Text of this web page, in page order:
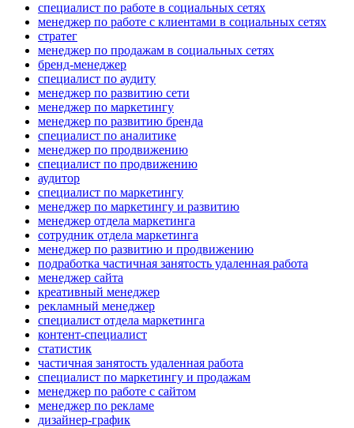
специалист по работе в социальных сетях
менеджер по работе с клиентами в социальных сетях
стратег
менеджер по продажам в социальных сетях
бренд-менеджер
специалист по аудиту
менеджер по развитию сети
менеджер по маркетингу
менеджер по развитию бренда
специалист по аналитике
менеджер по продвижению
специалист по продвижению
аудитор
специалист по маркетингу
менеджер по маркетингу и развитию
менеджер отдела маркетинга
сотрудник отдела маркетинга
менеджер по развитию и продвижению
подработка частичная занятость удаленная работа
менеджер сайта
креативный менеджер
рекламный менеджер
специалист отдела маркетинга
контент-специалист
статистик
частичная занятость удаленная работа
специалист по маркетингу и продажам
менеджер по работе с сайтом
менеджер по рекламе
дизайнер-график